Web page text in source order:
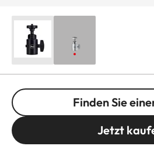
Finden Sie
Jetzt